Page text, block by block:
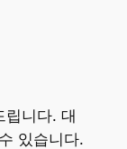
니다. 대
있습니다.